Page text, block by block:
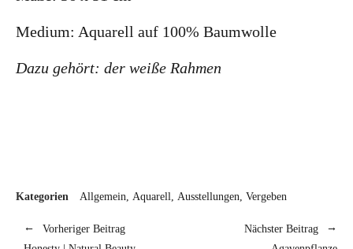
Ausstellung Café & Bar Ifni in Füssen
long for”
Daydream | Acrylic
Medium: Aquarell auf 100% Baumwolle
Dazu gehört: der weiße Rahmen
Kategorien Allgemein Aquarell Ausstellungen Vergeben
Vorheriger Beitrag
Nächster Beitrag